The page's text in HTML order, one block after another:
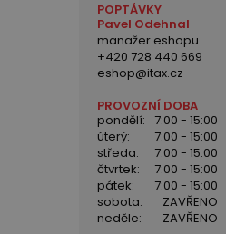
POPTÁVKY
Pavel Odehnal
manažer eshopu
+420 728 440 669
eshop@itax.cz
PROVOZNÍ DOBA
pondělí:
7:00 - 15:00
úterý:
7:00 - 15:00
středa:
7:00 - 15:00
čtvrtek:
7:00 - 15:00
pátek:
7:00 - 15:00
sobota:
ZAVŘENO
neděle:
ZAVŘENO